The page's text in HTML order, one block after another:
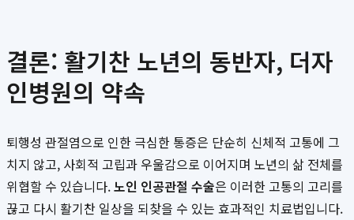
결론: 활기찬 노년의 동반자, 더자
인병원의 약속
퇴행성 관절염으로 인한 극심한 통증은 단순히 신체적 고통에 그
치지 않고, 사회적 고립과 우울감으로 이어지며 노년의 삶 전체를
위협할 수 있습니다.노인 인공관절 수술은 이러한 고통의 고리를
끊고 다시 활기찬 일상을 되찾을 수 있는 효과적인 치료법입니다.